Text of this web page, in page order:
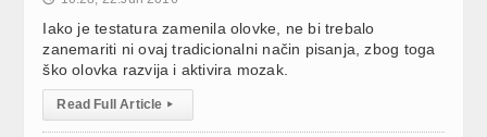
Iako je testatura zamenila olovke, ne bi trebalo
zanemariti ni ovaj tradicionalni način pisanja, zbog toga
ško olovka razvija i aktivira mozak.
Read Full Article ▸